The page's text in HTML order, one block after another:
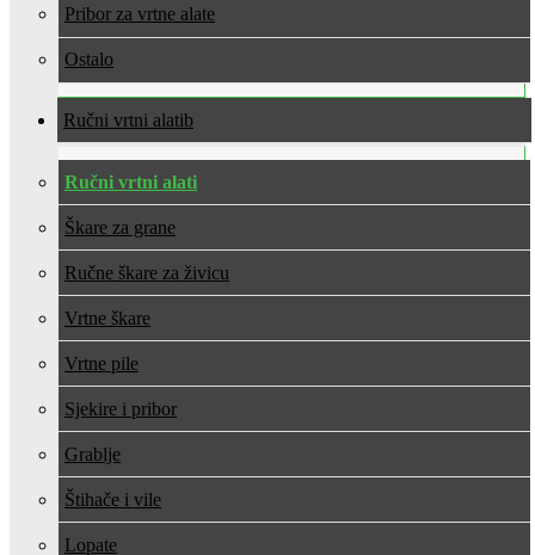
Pribor za vrtne alate
Ostalo
Ručni vrtni alati
Ručni vrtni alati
Škare za grane
Ručne škare za živicu
Vrtne škare
Vrtne pile
Sjekire i pribor
Grablje
Štihače i vile
Lopate